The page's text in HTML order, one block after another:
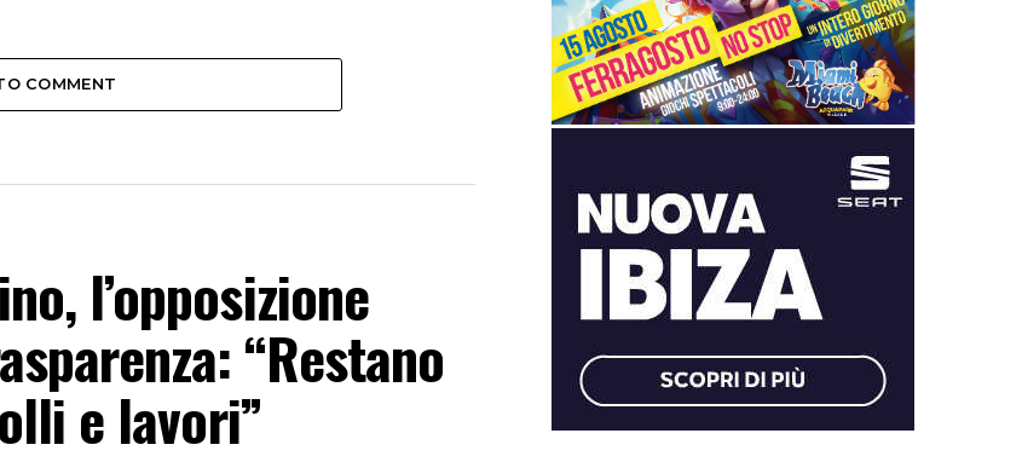
COMMENT
l’opposizione
“Restano
e lavori”